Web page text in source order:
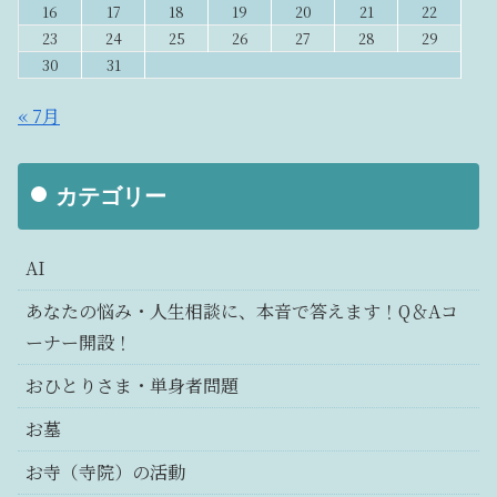
16
17 18 19 20 21
22
23
24 25 26 27 28
29
30
31
« 7月
カテゴリー
AI
あなたの悩み・人生相談に、本音で答えます！Q＆Aコ
ーナー開設！
おひとりさま・単身者問題
お墓
お寺（寺院）の活動